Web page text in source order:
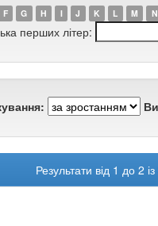
F G H I J K L M N
перших літер:
Результати від 1 до 2 із